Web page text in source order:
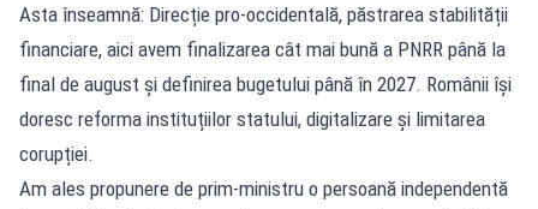
Asta înseamnă: Direcție pro-occidentală, păstrarea stabilității
financiare, aici avem finalizarea cât mai bună a PNRR până la
final de august și definirea bugetului până în 2027. Românii își
doresc reforma instituțiilor statului, digitalizare și limitarea
corupției.
Am ales propunere de prim-ministru o persoană independentă